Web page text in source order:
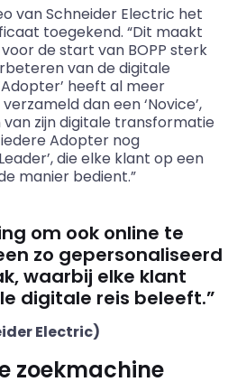
van Schneider Electric het
toegekend. “Dit maakt
de start van BOPP sterk
van de digitale
heeft al meer
dan een ‘Novice’,
zijn digitale transformatie
Adopter nog
die elke klant op een
manier bedient.”
om ook online te
zo gepersonaliseerd
waarbij elke klant
digitale reis beleeft.”
Electric)
zoekmachine